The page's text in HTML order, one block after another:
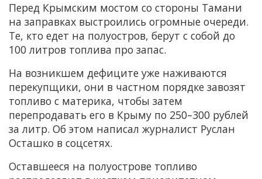
Перед Крымским мостом со стороны Тамани
на заправках выстроились огромные очереди.
Те, кто едет на полуостров, берут с собой до
100 литров топлива про запас.
На возникшем дефиците уже наживаются
перекупщики, они в частном порядке завозят
топливо с материка, чтобы затем
перепродавать его в Крыму по 250–300 рублей
за литр. Об этом написал журналист Руслан
Осташко в соцсетях.
Оставшееся на полуострове топливо